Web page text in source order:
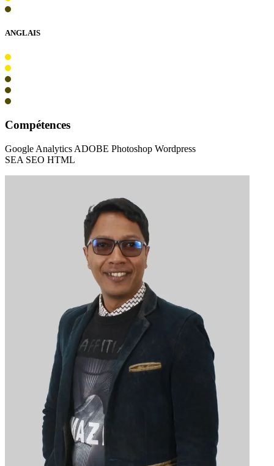
ANGLAIS
Compétences
Google Analytics ADOBE Photoshop Wordpress
SEA SEO HTML